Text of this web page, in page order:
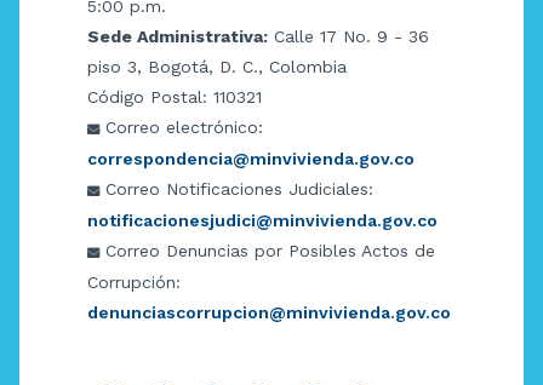
5:00 p.m.
Sede Administrativa: Calle 17 No. 9 - 36
piso 3, Bogotá, D. C., Colombia
Código Postal: 110321
Correo electrónico:
correspondencia@minvivienda.gov.co
Correo Notificaciones Judiciales:
notificacionesjudici@minvivienda.gov.co
Correo Denuncias por Posibles Actos de
Corrupción:
denunciascorrupcion@minvivienda.gov.co